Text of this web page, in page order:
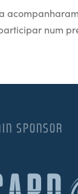
num
SPONSOR